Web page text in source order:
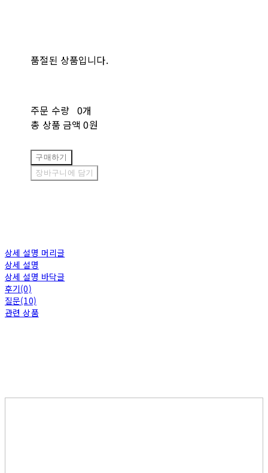
품절된 상품입니다.
주문 수량 0개
총 상품 금액 0원
구매하기
장바구니에 담기
상세 설명 머리글
상세 설명
상세 설명 바닥글
후기(0)
질문(10)
관련 상품